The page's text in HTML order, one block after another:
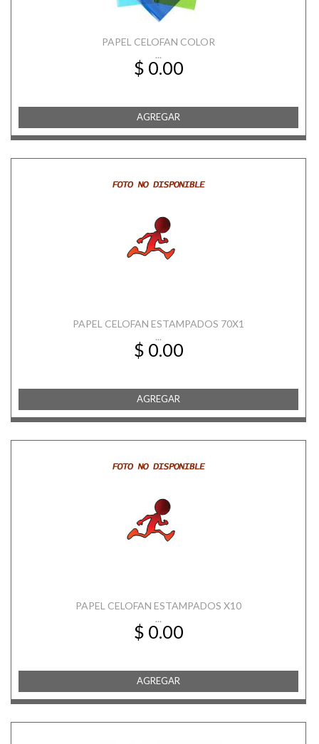
PAPEL CELOFAN COLOR
...
$ 0.00
AGREGAR
PAPEL CELOFAN ESTAMPADOS 70X1
...
$ 0.00
AGREGAR
PAPEL CELOFAN ESTAMPADOS X10
...
$ 0.00
AGREGAR